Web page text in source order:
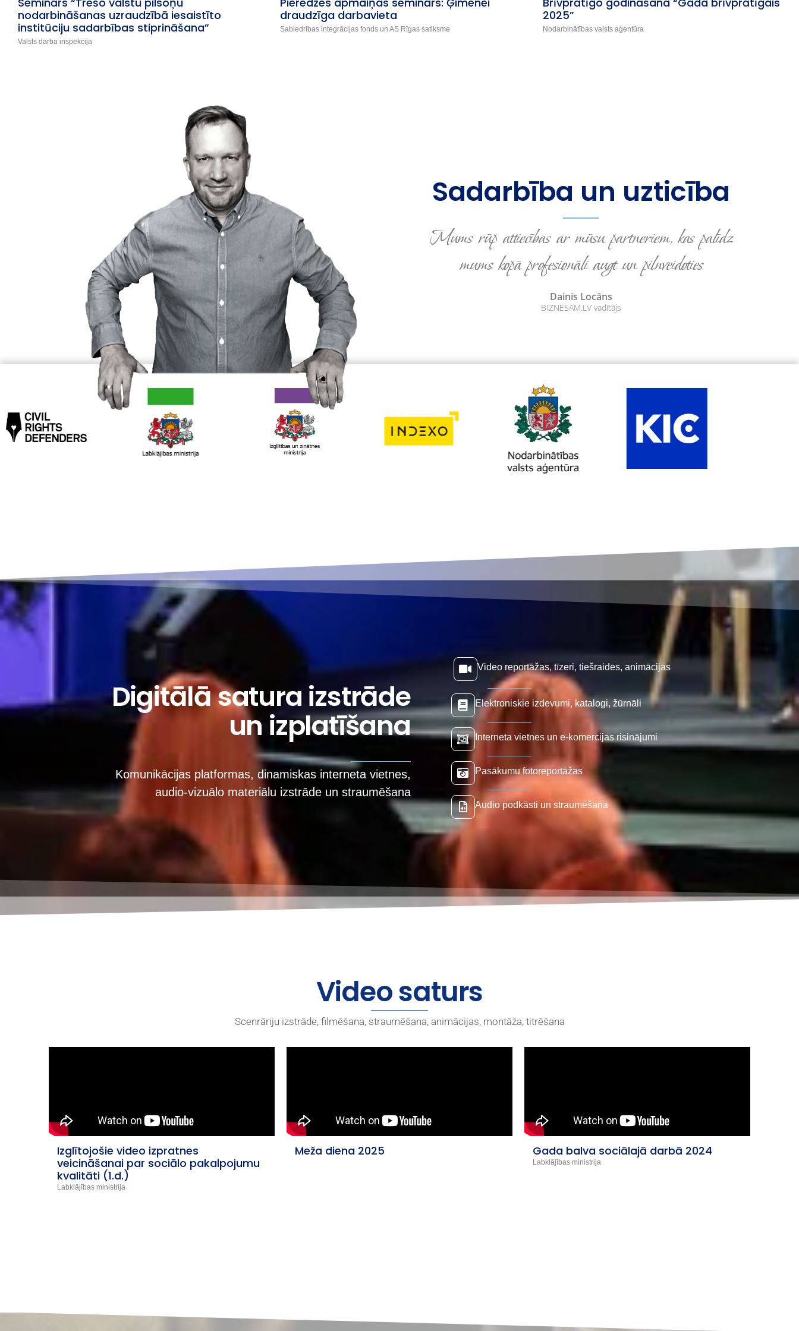
nodarbināšanas uzraudzībā iesaistīto
institūciju sadarbības stiprināšana”
Valsts darba inspekcija
draudzīga darbavieta
Sabiedrības integrācijas fonds un AS Rīgas satiksme
2025”
Nodarbinātības valsts aģentūra
Sadarbība un uzticība
Mums rūp attiecības ar mūsu partneriem, kas palīdz
mums kopā profesionāli augt un pilnveidoties
Dainis Locāns
BIZNESAM.LV vadītājs
Digitālā satura izstrāde
un izplatīšana
Komunikācijas platformas, dinamiskas interneta vietnes,
audio-vizuālo materiālu izstrāde un straumēšana
Video reportāžas, tīzeri, tiešraides, animācijas
Elektroniskie izdevumi, katalogi, žūrnāli
Interneta vietnes un e-komercijas risinājumi
Pasākumu fotoreportāžas
Audio podkāsti un straumēšana
Video saturs
Scenrāriju izstrāde, filmēšana, straumēšana, animācijas, montāža, titrēšana
Izglītojošie video izpratnes
veicināšanai par sociālo pakalpojumu
kvalitāti (1.d.)
Labklājības ministrija
Meža diena 2025 Gada balva sociālajā darbā 2024
Labklājības ministrija